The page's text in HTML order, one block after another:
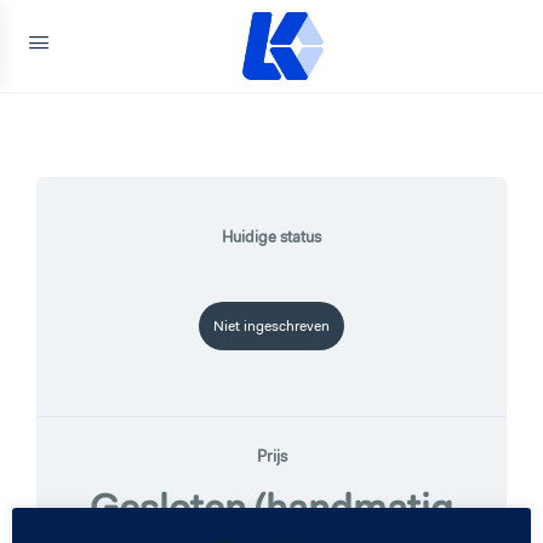
Huidige status
Niet ingeschreven
Prijs
Gesloten (handmatig